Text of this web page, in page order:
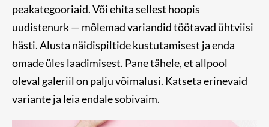
peakategooriaid. Või ehita sellest hoopis
uudistenurk — mõlemad variandid töötavad ühtviisi
hästi. Alusta näidispiltide kustutamisest ja enda
omade üles laadimisest. Pane tähele, et allpool
oleval galeriil on palju võimalusi. Katseta erinevaid
variante ja leia endale sobivaim.